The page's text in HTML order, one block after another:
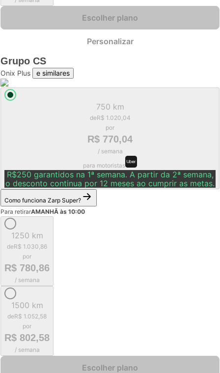
Escolher plano
Personalizar
Grupo CS
Onix Plus e similares
750 km
deR$ 1.020,04
por
R$ 770,04
/ semana
para motoristas
R$250 garantidos na 1ª semana. A partir da 2ª semana,
o desconto continua por 12 meses ao cumprir as metas.
Como funciona Zarp Super?
Para retirarAMANHÃ às 10:00
1250 km
deR$ 1.030,86
por
R$ 780,86
/ semana
1500 km
deR$ 1.052,58
por
R$ 802,58
/ semana
Escolher plano